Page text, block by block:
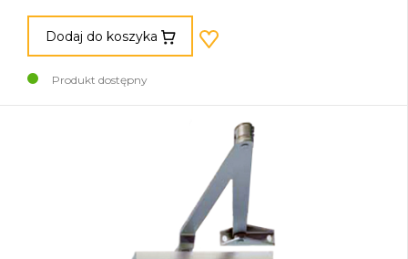
Dodaj do koszyka
Produkt dostępny